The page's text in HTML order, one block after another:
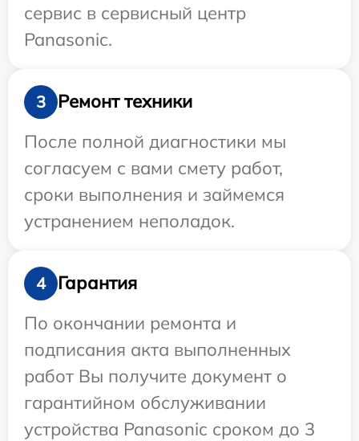
сервис в сервисный центр
Panasonic.
3
Ремонт техники
После полной диагностики мы
согласуем с вами смету работ,
сроки выполнения и займемся
устранением неполадок.
4
Гарантия
По окончании ремонта и
подписания акта выполненных
работ Вы получите документ о
гарантийном обслуживании
устройства Panasonic сроком до 3